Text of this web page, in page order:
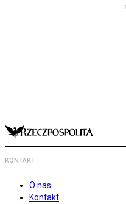
KONTAKT
O nas
Kontakt